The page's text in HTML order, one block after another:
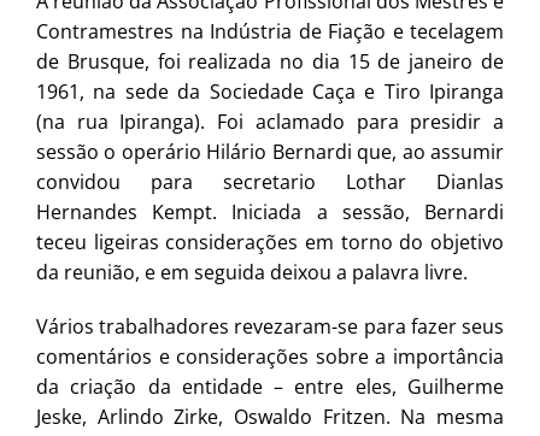
Contramestres na Indústria de Fiação e tecelagem
de Brusque, foi realizada no dia 15 de janeiro de
1961, na sede da Sociedade Caça e Tiro Ipiranga
(na rua Ipiranga). Foi aclamado para presidir a
sessão o operário Hilário Bernardi que, ao assumir
convidou para secretario Lothar Dianlas
Hernandes Kempt. Iniciada a sessão, Bernardi
teceu ligeiras considerações em torno do objetivo
da reunião, e em seguida deixou a palavra livre.
Vários trabalhadores revezaram-se para fazer seus
comentários e considerações sobre a importância
da criação da entidade – entre eles, Guilherme
Jeske, Arlindo Zirke, Oswaldo Fritzen. Na mesma